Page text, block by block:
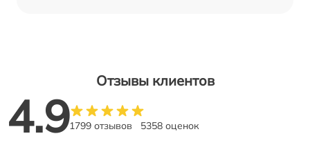
Отзывы клиентов
4.91799 отзывов 5358 оценок